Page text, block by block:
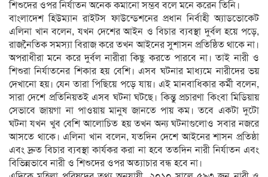
শিশুদের ওপর নির্যাতন অনেক কমানো সম্ভব বলে মনে করেন তিনি।
বাংলাদেশ হিউম্যান রাইটস ফাউন্ডেশনের প্রধান নির্বাহী অ্যাডভোকেট
এলিনা খান বলেন, যখন দেশের আইন ও বিচার ব্যবস্থা দুর্বল হয়ে পড়ে,
রাজনৈতিক সমস্যা বিরাজ করে তখন আইনের সুশাসন প্রতিষ্ঠিত থাকে না।
অপরাধীরা মনে করে দুর্বল নারীরা কিছু করতে পারবে না। তাই নারী ও
শিশুরা নির্যাতনের শিকার হয় বেশি। এসব ঘটনার মাধ্যমে নারীদের ভয়
দেখানো হয়। যেন তারা পিছিয়ে পড়ে যায়। এই মানবাধিকার কর্মী বলেন,
সারা দেশে প্রতিনিয়তই এসব ঘটনা ঘটছে। কিন্তু প্রচারণা কিংবা মিডিয়ায়
সেভাবে জায়গা না পাওয়ায় মানুষ জানতে পায় কম। তবে একটা দুটো
ঘটনা যখন খুব বেশি আলোচিত হয় তখন অন্য ঘটনাগুলোও সবার নজরে
আসতে থাকে। এলিনা খান বলেন, যতদিন দেশে আইনের শাসন প্রতিষ্ঠা
এবং দ্রুত বিচার ব্যবস্থা কার্যকর করা না হবে ততদিন নারী নির্যাতন এবং
বিভিন্নভাবে নারী ও শিশুদের ওপর অত্যাচার বন্ধ হবে না।